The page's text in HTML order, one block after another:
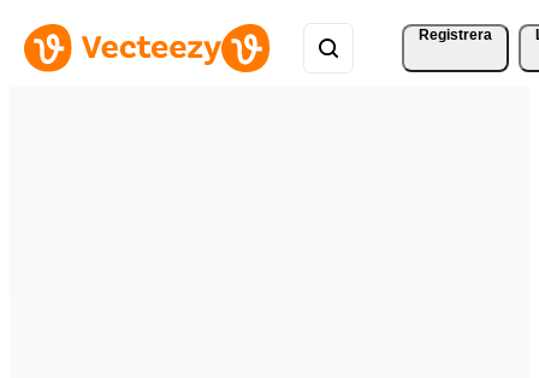
Registrera